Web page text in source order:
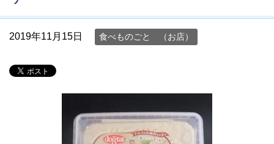
2019年11月15日 食べものごと （お店）